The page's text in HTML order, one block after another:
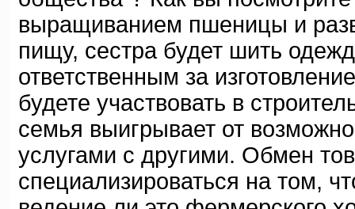
выращиванием пшеницы и
пищу, сестра будет шить
ответственным за
будете участвовать в
семья выигрывает от
услугами с другими. Обмен
специализироваться на том,